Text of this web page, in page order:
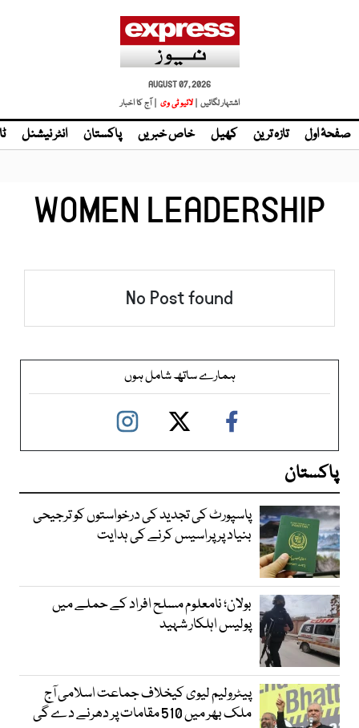
AUGUST 07, 2026
اشتہار لگائیں | لائیو ٹی وی | آج کا اخبار
صفحۂ اول تازہ ترین کھیل خاص خبریں پاکستان انٹر نیشنل
WOMEN LEADERSHIP
No Post found
ہمارے ساتھ شامل ہوں
پاکستان
پاسپورٹ کی تجدید کی درخواستوں کو ترجیحی
بنیاد پر پراسیس کرنے کی ہدایت
بولان؛ نامعلوم مسلح افراد کے حملے میں
پولیس اہلکار شہید
پیٹرولیم لیوی کیخلاف جماعت اسلامی آج
ملک بھر میں 510 مقامات پر دھرنے دے گی